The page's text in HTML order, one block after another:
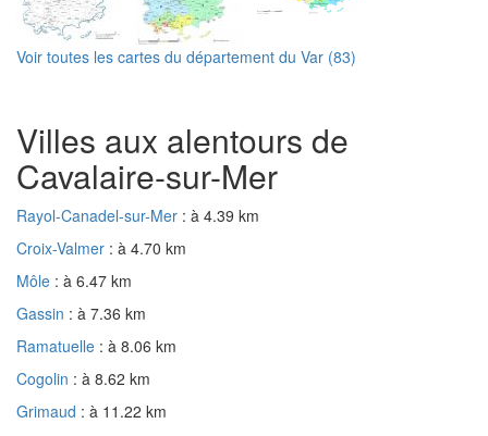
Voir toutes les cartes du département du Var (83)
Villes aux alentours de
Cavalaire-sur-Mer
Rayol-Canadel-sur-Mer : à 4.39 km
Croix-Valmer : à 4.70 km
Môle : à 6.47 km
Gassin : à 7.36 km
Ramatuelle : à 8.06 km
Cogolin : à 8.62 km
Grimaud : à 11.22 km